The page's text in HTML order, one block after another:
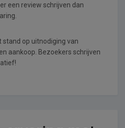
een review schrijven dan
stand op uitnodiging van
aankoop. Bezoekers schrijven